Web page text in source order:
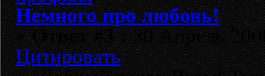
Немного про любовь!
«Ответ #3 :30 Апрель
Цитировать